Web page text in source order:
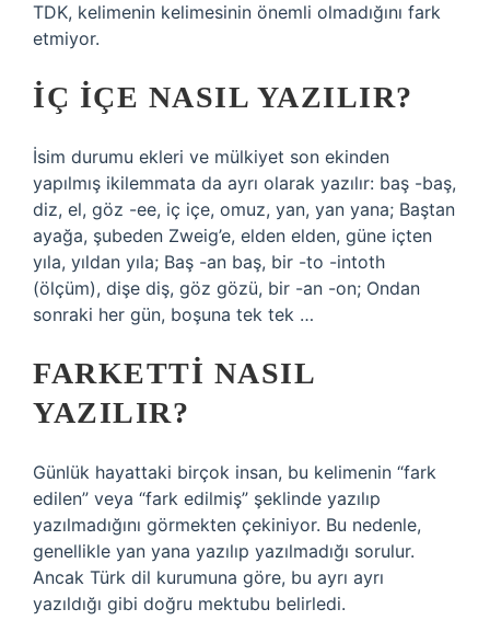
TDK, kelimenin kelimesinin önemli olmadığını fark
etmiyor.
İÇ IÇE NASIL YAZILIR?
İsim durumu ekleri ve mülkiyet son ekinden
yapılmış ikilemmata da ayrı olarak yazılır: baş -baş,
diz, el, göz -ee, iç içe, omuz, yan, yan yana; Baştan
ayağa, şubeden Zweig’e, elden elden, güne içten
yıla, yıldan yıla; Baş -an baş, bir -to -intoth
(ölçüm), dişe diş, göz gözü, bir -an -on; Ondan
sonraki her gün, boşuna tek tek …
FARKETTI NASIL
YAZILIR?
Günlük hayattaki birçok insan, bu kelimenin “fark
edilen” veya “fark edilmiş” şeklinde yazılıp
yazılmadığını görmekten çekiniyor. Bu nedenle,
genellikle yan yana yazılıp yazılmadığı sorulur.
Ancak Türk dil kurumuna göre, bu ayrı ayrı
yazıldığı gibi doğru mektubu belirledi.